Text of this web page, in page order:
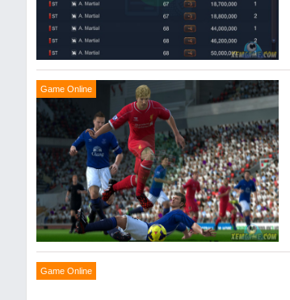
Game Online
Game Online